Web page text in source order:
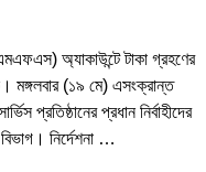
অ্যাকাউন্টে টাকা গ্রহণের
মঙ্গলবার (১৯ মে) এসংক্রান্ত
প্রতিষ্ঠানের প্রধান নির্বাহীদের
বিভাগ। নির্দেশনা …